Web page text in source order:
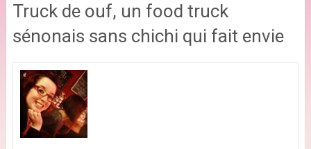
Truck de ouf, un food truck
sénonais sans chichi qui fait envie